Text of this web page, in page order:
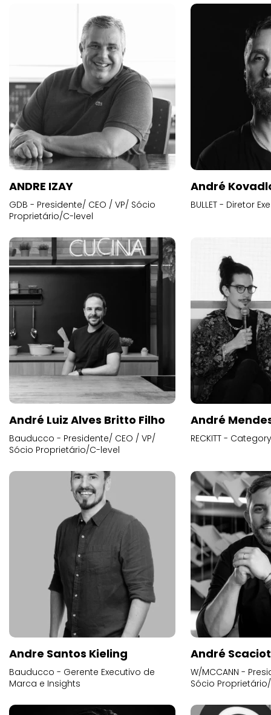
ANDRE IZAY
GDB - Presidente/ CEO / VP/ Sócio
Proprietário/C-level
André
BULLET - Diretor
André Luiz Alves Britto Filho
Bauducco - Presidente/ CEO / VP/
Sócio Proprietário/C-level
André
RECKITT -
Andre Santos Kieling
Bauducco - Gerente Executivo de
Marca e Insights
André
W/MCCANN -
Sócio